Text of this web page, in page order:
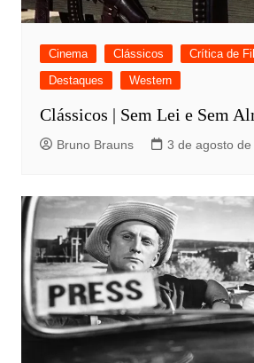
Cinema Clássicos
Crítica de
Destaques
Western
Clássicos | Sem Lei e Sem
Bruno Brauns 3 de agosto de